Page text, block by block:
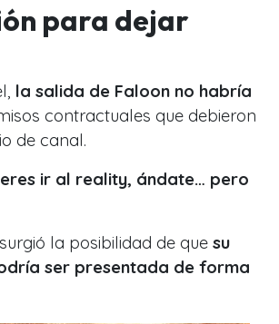
para dejar
la salida de Faloon no habría
contractuales que debieron
de canal.
ir al reality, ándate… pero
la posibilidad de que su
ser presentada de forma